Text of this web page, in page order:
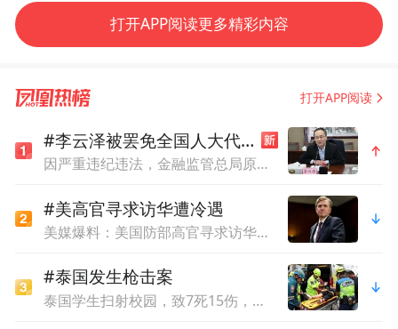
交官、外交家，是中比友好的践行者、推广
者，他曾担任布隆迪共和国、日本、中国、
外交部联合国事务主管、比利时外交部领事
司司长等职。
而出的关键之年。在此背景下，本着提高中
国文化和旅游品牌的国际影响力和竞争力、
提升中国城市品牌传播声量的初心，世界城
市品牌大会应运而生。以品牌为媒，以大会
打开APP阅读更多精彩内容
打开APP阅读
#李云泽被罢免全国人大代表
因严重违纪违法，金融监管总局原局长李云泽被罢免全国人大代表
#美高官寻求访华遭冷遇
美媒爆料：美国防部高官寻求访华，却遭中方冷遇
#泰国发生枪击案
泰国学生扫射校园，致7死15伤，犯案前先射杀祖父母